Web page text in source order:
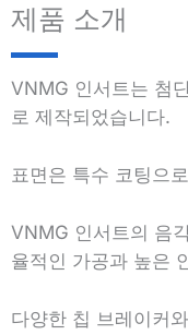
제품 소개
VNMG 인서트는 첨
로 제작되었습니다.
표면은 특수 코팅으
VNMG 인서트의 음
율적인 가공과 높은
다양한 칩 브레이커